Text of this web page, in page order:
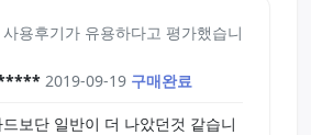
아서 질쪽도 상당히 마음에드네요
많이 써주셧으면합니다
용후기가 유용하다고 평가했습니
2019-09-19 구매완료
보단 일반이 더 나았던것 같습니